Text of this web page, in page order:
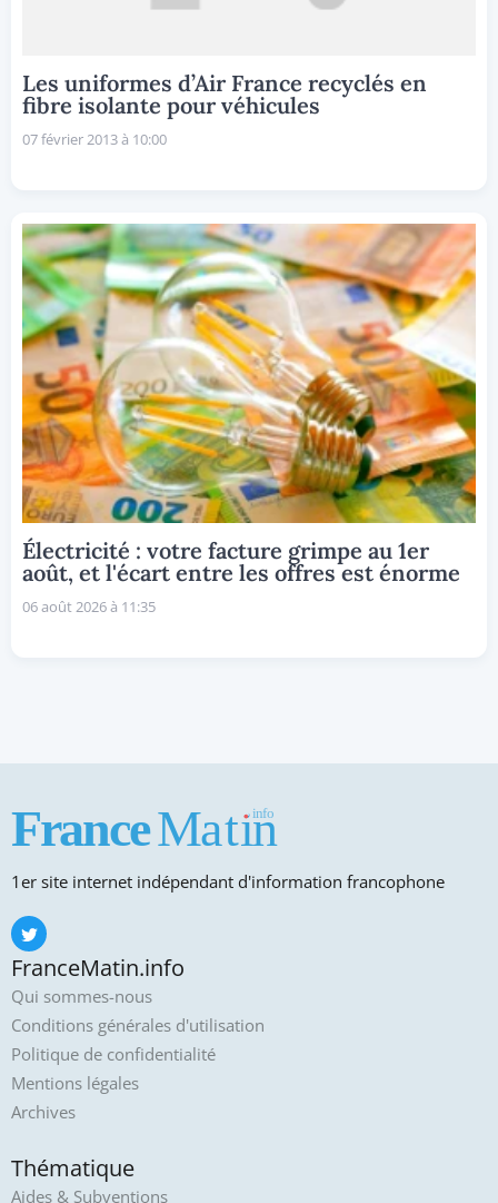
Les uniformes d’Air France recyclés en
fibre isolante pour véhicules
07 février 2013 à 10:00
Électricité : votre facture grimpe au 1er
août, et l'écart entre les offres est énorme
06 août 2026 à 11:35
1er site internet indépendant d'information francophone
FranceMatin.info
Qui sommes-nous
Conditions générales d'utilisation
Politique de confidentialité
Mentions légales
Archives
Thématique
Aides & Subventions